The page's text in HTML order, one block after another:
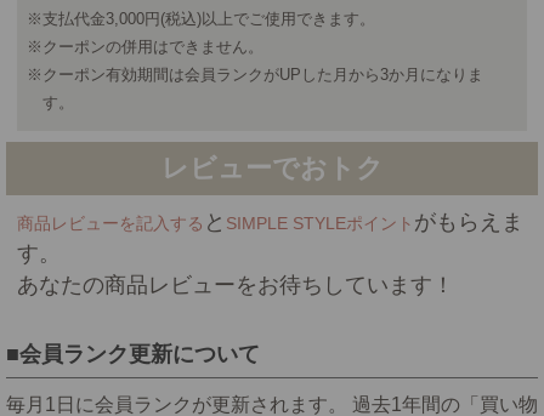
※支払代金3,000円(税込)以上でご使用できます。
※クーポンの併用はできません。
※クーポン有効期間は会員ランクがUPした月から3か月になりま
す。
レビューでおトク
商品レビューを記入する と SIMPLE STYLEポイント がもらえま
す。
あなたの商品レビューをお待ちしています！
会員ランク更新について
毎月1日に会員ランクが更新されます。 過去1年間の「買い物